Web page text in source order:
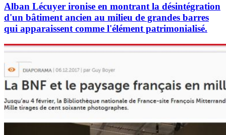
Alban Lécuyer ironise en montrant la désintégration
d'un bâtiment ancien au milieu de grandes barres
qui apparaissent comme l'élément patrimonialisé.